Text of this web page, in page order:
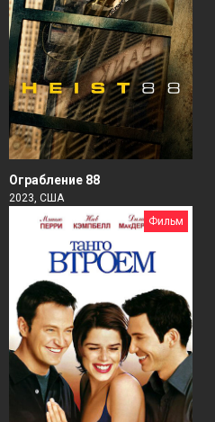
Ограбление 88
2023, США
Фильм